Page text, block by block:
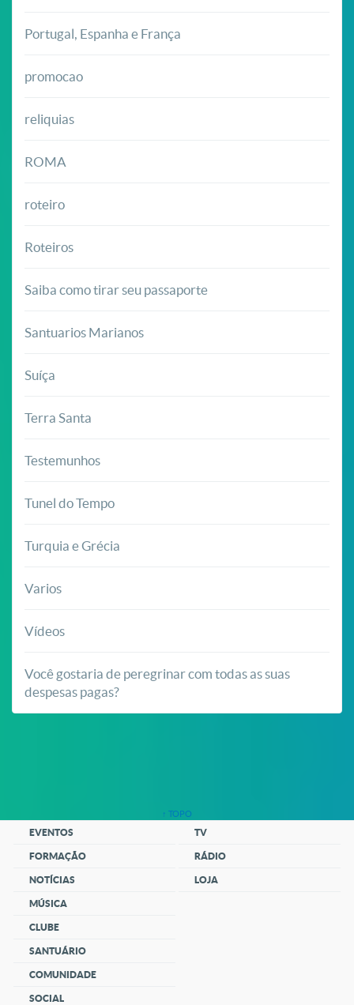
Portugal, Espanha e França
promocao
reliquias
ROMA
roteiro
Roteiros
Saiba como tirar seu passaporte
Santuarios Marianos
Suíça
Terra Santa
Testemunhos
Tunel do Tempo
Turquia e Grécia
Varios
Vídeos
Você gostaria de peregrinar com todas as suas
despesas pagas?
↑ TOPO
EVENTOS
FORMAÇÃO
NOTÍCIAS
MÚSICA
CLUBE
SANTUÁRIO
COMUNIDADE
SOCIAL
TV
RÁDIO
LOJA